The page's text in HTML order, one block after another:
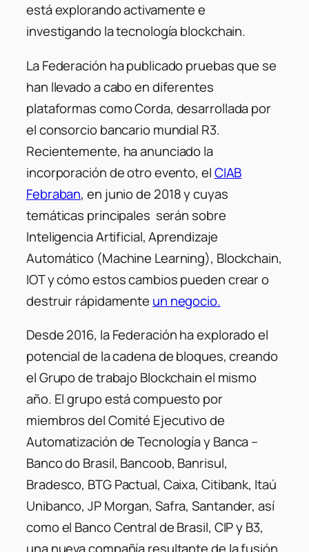
está explorando activamente e
investigando la tecnología blockchain.
La Federación ha publicado pruebas que se
han llevado a cabo en diferentes
plataformas como Corda, desarrollada por
el consorcio bancario mundial R3.
Recientemente, ha anunciado la
incorporación de otro evento, elCIAB
Febraban, en junio de 2018 y cuyas
temáticas principales serán sobre
Inteligencia Artificial, Aprendizaje
Automático (Machine Learning), Blockchain,
IOT y cómo estos cambios pueden crear o
destruir rápidamente un negocio.
Desde 2016, la Federación ha explorado el
potencial de la cadena de bloques, creando
el Grupo de trabajo Blockchain el mismo
año. El grupo está compuesto por
miembros del Comité Ejecutivo de
Automatización de Tecnología y Banca –
Banco do Brasil, Bancoob, Banrisul,
Bradesco, BTG Pactual, Caixa, Citibank, Itaú
Unibanco, JP Morgan, Safra, Santander, así
como el Banco Central de Brasil, CIP y B3,